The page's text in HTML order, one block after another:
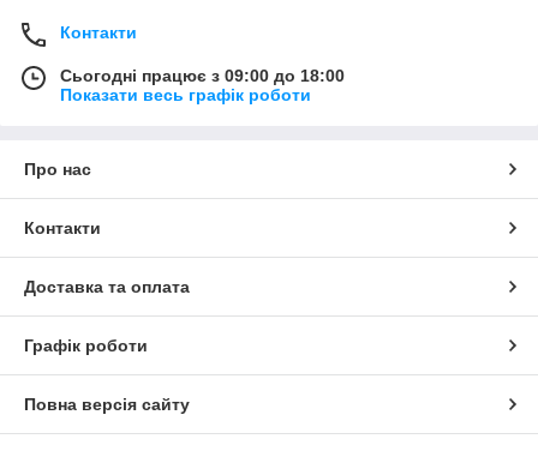
Контакти
Сьогодні працює з 09:00 до 18:00
Показати весь графік роботи
Про нас
Контакти
Доставка та оплата
Графік роботи
Повна версія сайту